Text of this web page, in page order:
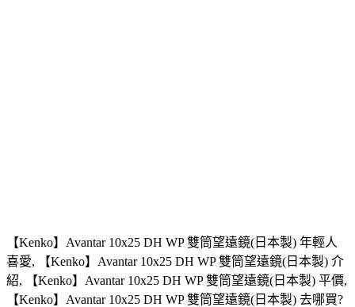
【Kenko】Avantar 10x25 DH WP 雙筒望遠鏡(日本製) 年輕人
喜愛, 【Kenko】Avantar 10x25 DH WP 雙筒望遠鏡(日本製) 介
紹, 【Kenko】Avantar 10x25 DH WP 雙筒望遠鏡(日本製) 平價,
【Kenko】Avantar 10x25 DH WP 雙筒望遠鏡(日本製) 去哪買?